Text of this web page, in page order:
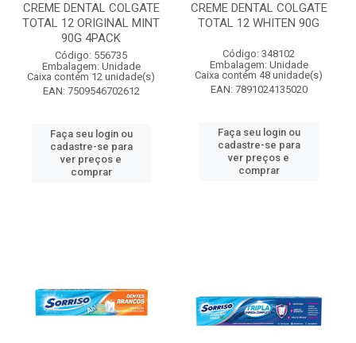
CREME DENTAL COLGATE
TOTAL 12 ORIGINAL MINT
90G 4PACK
Código: 556735
Embalagem: Unidade
Caixa contém 12 unidade(s)
EAN: 7509546702612
Faça seu login ou
cadastre-se para
ver preços e
comprar
CREME DENTAL COLGATE
TOTAL 12 WHITEN 90G
Código: 348102
Embalagem: Unidade
Caixa contém 48 unidade(s)
EAN: 7891024135020
Faça seu login ou
cadastre-se para
ver preços e
comprar